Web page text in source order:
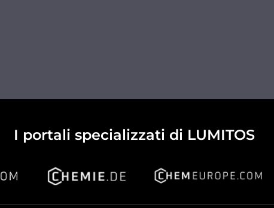
I portali specializzati di LUMITOS